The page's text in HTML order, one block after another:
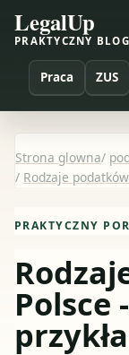
LegalUp
PRAKTYCZNY
Praca ZUS
Strona glowna/
/ Rodzaje
PRAKTYCZNY
Polsce